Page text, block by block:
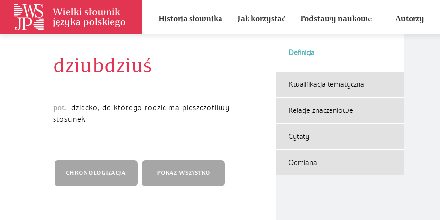
Historia słownika Jak korzystać Podstawy naukowe Autorzy
dziubdziuś
Definicja
pot. dziecko, do którego rodzic ma pieszczotliwy
stosunek
Kwalifikacja tematyczna
Relacje znaczeniowe
Cytaty
Odmiana
CHRONOLOGIZACJA POKAŻ WSZYSTKO